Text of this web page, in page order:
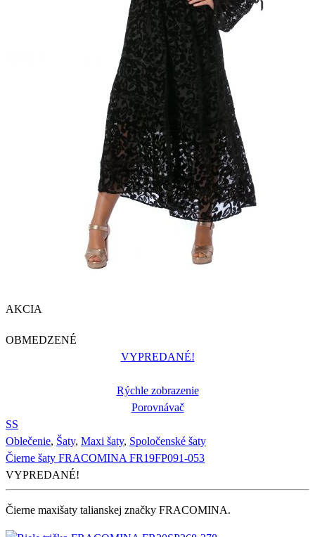
AKCIA
OBMEDZENÉ
VYPREDANÉ!
Rýchle zobrazenie
Porovnávač
SS
Oblečenie, Šaty, Maxi šaty, Spoločenské šaty
Čierne šaty FRACOMINA FR19FP091-053
VYPREDANÉ!
Čierne maxišaty talianskej značky FRACOMINA.